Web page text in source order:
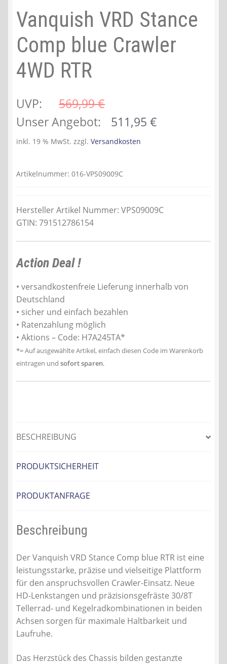
Vanquish VRD Stance
Comp blue Crawler
4WD RTR
UVP: 569,99 €
Ursprünglicher
Preis
569,99 €
Unser Angebot: 511,95 €Aktueller
inkl. 19 % MwSt. zzgl. Versandkosten
Hersteller Artikel Nummer: VPS09009C
GTIN: 791512786154
Action Deal !
• versandkostenfreie Lieferung innerhalb von
Deutschland
• sicher und einfach bezahlen
• Ratenzahlung möglich
• Aktions – Code: H7A245TA*
*= Auf ausgewählte Artikel, einfach diesen Code im Warenkorb
eintragen und sofort sparen.
Artikelnummer: 016-VPS09009C
BESCHREIBUNG
PRODUKTSICHERHEIT
PRODUKTANFRAGE
Beschreibung
Der Vanquish VRD Stance Comp blue RTR ist eine
leistungsstarke, präzise und vielseitige Plattform
für den anspruchsvollen Crawler-Einsatz. Neue
HD-Lenkstangen und präzisionsgefräste 30/8T
Tellerrad- und Kegelradkombinationen in beiden
Achsen sorgen für maximale Haltbarkeit und
Laufruhe.
Das Herzstück des Chassis bilden gestanzte